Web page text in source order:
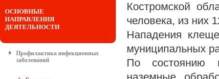
ОСНОВНЫЕ
НАПРАВЛЕНИЯ
ДЕЯТЕЛЬНОСТИ
Профилактика инфекционных
заболеваний
Костромской
человека, из них
Нападения
муниципальных
По состоянию